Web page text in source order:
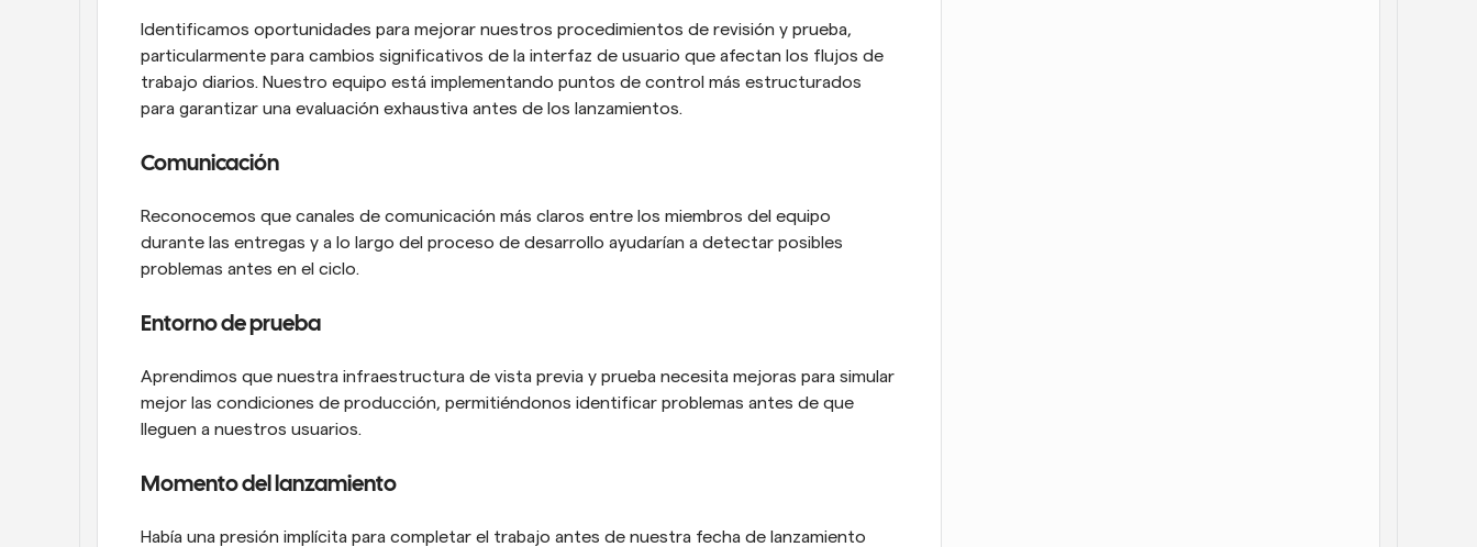
Identificamos oportunidades para mejorar nuestros procedimientos de revisión y prueba,
particularmente para cambios significativos de la interfaz de usuario que afectan los flujos de
trabajo diarios. Nuestro equipo está implementando puntos de control más estructurados
para garantizar una evaluación exhaustiva antes de los lanzamientos.
Comunicación
Reconocemos que canales de comunicación más claros entre los miembros del equipo
durante las entregas y a lo largo del proceso de desarrollo ayudarían a detectar posibles
problemas antes en el ciclo.
Entorno de prueba
Aprendimos que nuestra infraestructura de vista previa y prueba necesita mejoras para simular
mejor las condiciones de producción, permitiéndonos identificar problemas antes de que
lleguen a nuestros usuarios.
Momento del lanzamiento
Había una presión implícita para completar el trabajo antes de nuestra fecha de lanzamiento